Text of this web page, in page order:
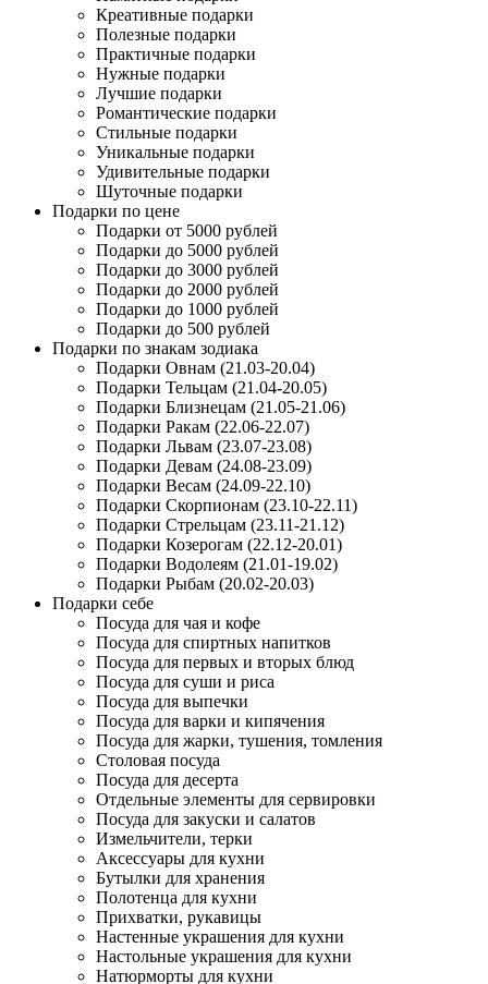
Креативные подарки
Полезные подарки
Практичные подарки
Нужные подарки
Лучшие подарки
Романтические подарки
Стильные подарки
Уникальные подарки
Удивительные подарки
Шуточные подарки
Подарки по цене
Подарки от 5000 рублей
Подарки до 5000 рублей
Подарки до 3000 рублей
Подарки до 2000 рублей
Подарки до 1000 рублей
Подарки до 500 рублей
Подарки по знакам зодиака
Подарки Овнам (21.03-20.04)
Подарки Тельцам (21.04-20.05)
Подарки Близнецам (21.05-21.06)
Подарки Ракам (22.06-22.07)
Подарки Львам (23.07-23.08)
Подарки Девам (24.08-23.09)
Подарки Весам (24.09-22.10)
Подарки Скорпионам (23.10-22.11)
Подарки Стрельцам (23.11-21.12)
Подарки Козерогам (22.12-20.01)
Подарки Водолеям (21.01-19.02)
Подарки Рыбам (20.02-20.03)
Подарки себе
Посуда для чая и кофе
Посуда для спиртных напитков
Посуда для первых и вторых блюд
Посуда для суши и риса
Посуда для выпечки
Посуда для варки и кипячения
Посуда для жарки, тушения, томления
Столовая посуда
Посуда для десерта
Отдельные элементы для сервировки
Посуда для закуски и салатов
Измельчители, терки
Аксессуары для кухни
Бутылки для хранения
Полотенца для кухни
Прихватки, рукавицы
Настенные украшения для кухни
Настольные украшения для кухни
Натюрморты для кухни